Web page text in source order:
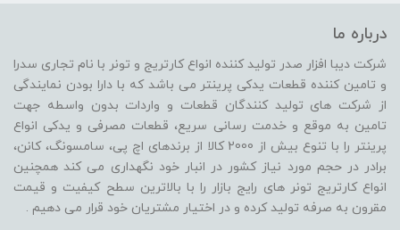
درباره ما
شرکت دیبا افزار صدر تولید کننده انواع کارتریج و تونر با نام تجاری سدرا
و تامین کننده قطعات یدکی پرینتر می باشد که با دارا بودن نمایندگی
از شرکت های تولید کنندگان قطعات و واردات بدون واسطه جهت
تامین به موقع و خدمت رسانی سریع، قطعات مصرفی و یدکی انواع
پرینتر را با تنوع بیش از 2000 کالا از برندهای اچ پی، سامسونگ، کانن،
برادر در حجم مورد نیاز کشور در انبار خود نگهداری می کند همچنین
انواع کارتریج تونر های رایج بازار را با بالاترین سطح کیفیت و قیمت
مقرون به صرفه تولید کرده و در اختیار مشتریان خود قرار می دهیم .